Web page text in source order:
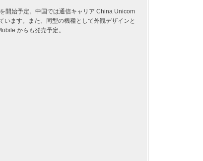
開始予定。中国では通信キャリア China Unicom
ます。また、同型の機種として外観デザインと
からも発売予定。